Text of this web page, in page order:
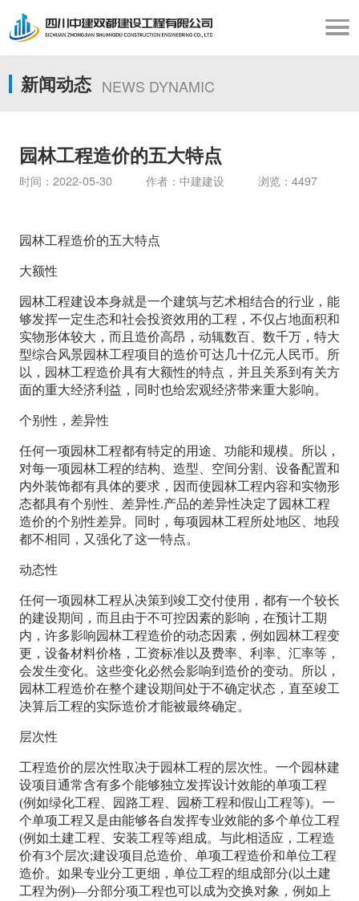
新闻动态 NEWS DYNAMIC
园林工程造价的五大特点
时间：2022-05-30 作者：中建建设 浏览：4497
园林工程造价的五大特点
大额性
园林工程建设本身就是一个建筑与艺术相结合的行业，能
够发挥一定生态和社会投资效用的工程，不仅占地面积和
实物形体较大，而且造价高昂，动辄数百、数千万，特大
型综合风景园林工程项目的造价可达几十亿元人民币。所
以，园林工程造价具有大额性的特点，并且关系到有关方
面的重大经济利益，同时也给宏观经济带来重大影响。
个别性，差异性
任何一项园林工程都有特定的用途、功能和规模。所以，
对每一项园林工程的结构、造型、空间分割、设备配置和
内外装饰都有具体的要求，因而使园林工程内容和实物形
态都具有个别性、差异性.产品的差异性决定了园林工程
造价的个别性差异。同时，每项园林工程所处地区、地段
都不相同，又强化了这一特点。
动态性
任何一项园林工程从决策到竣工交付使用，都有一个较长
的建设期间，而且由于不可控因素的影响，在预计工期
内，许多影响园林工程造价的动态因素，例如园林工程变
更，设备材料价格，工资标准以及费率、利率、汇率等，
会发生变化。这些变化必然会影响到造价的变动。所以，
园林工程造价在整个建设期间处于不确定状态，直至竣工
决算后工程的实际造价才能被最终确定。
层次性
工程造价的层次性取决于园林工程的层次性。一个园林建
设项目通常含有多个能够独立发挥设计效能的单项工程
(例如绿化工程、园路工程、园桥工程和假山工程等)。一
个单项工程又是由能够各自发挥专业效能的多个单位工程
(例如土建工程、安装工程等)组成。与此相适应，工程造
价有3个层次;建设项目总造价、单项工程造价和单位工程
造价。如果专业分工更细，单位工程的组成部分(以土建
工程为例)—分部分项工程也可以成为交换对象，例如上